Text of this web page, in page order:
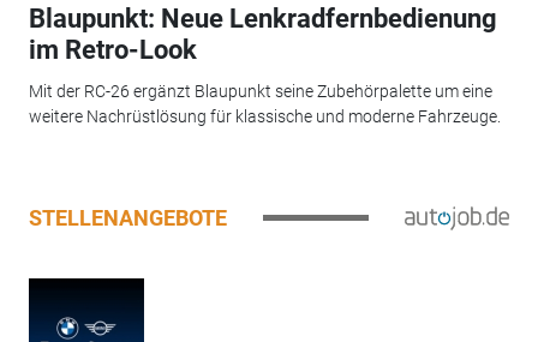
Blaupunkt: Neue Lenkradfernbedienung
im Retro-Look
Mit der RC-26 ergänzt Blaupunkt seine Zubehörpalette um eine
weitere Nachrüstlösung für klassische und moderne Fahrzeuge.
STELLENANGEBOTE